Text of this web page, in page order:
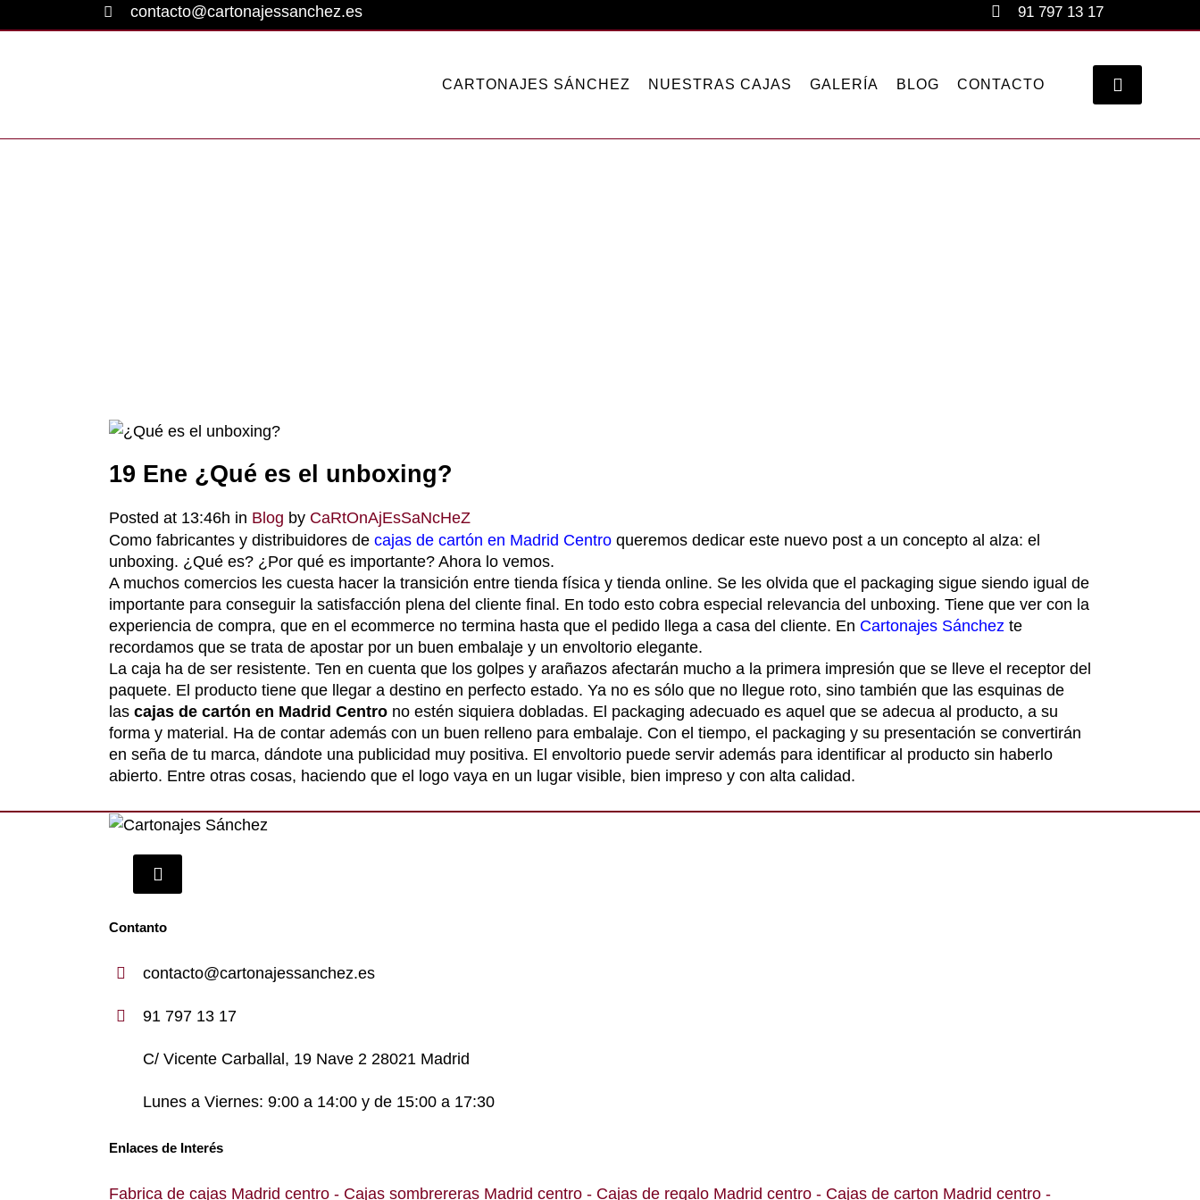
contacto@cartonajessanchez.es 91 797 13 17
CARTONAJES SÁNCHEZ NUESTRAS CAJAS GALERÍA BLOG CONTACTO
19 Ene ¿Qué es el unboxing?
Posted at 13:46h in Blog by CaRtOnAjEsSaNcHeZ
Como fabricantes y distribuidores de cajas de cartón en Madrid Centro queremos dedicar este nuevo post a un concepto al alza: el
unboxing. ¿Qué es? ¿Por qué es importante? Ahora lo vemos.
A muchos comercios les cuesta hacer la transición entre tienda física y tienda online. Se les olvida que el packaging sigue siendo igual de
importante para conseguir la satisfacción plena del cliente final. En todo esto cobra especial relevancia del unboxing. Tiene que ver con la
experiencia de compra, que en el ecommerce no termina hasta que el pedido llega a casa del cliente. En Cartonajes Sánchez te
recordamos que se trata de apostar por un buen embalaje y un envoltorio elegante.
La caja ha de ser resistente. Ten en cuenta que los golpes y arañazos afectarán mucho a la primera impresión que se lleve el receptor del
paquete. El producto tiene que llegar a destino en perfecto estado. Ya no es sólo que no llegue roto, sino también que las esquinas de
las cajas de cartón en Madrid Centro no estén siquiera dobladas. El packaging adecuado es aquel que se adecua al producto, a su
forma y material. Ha de contar además con un buen relleno para embalaje. Con el tiempo, el packaging y su presentación se convertirán
en seña de tu marca, dándote una publicidad muy positiva. El envoltorio puede servir además para identificar al producto sin haberlo
abierto. Entre otras cosas, haciendo que el logo vaya en un lugar visible, bien impreso y con alta calidad.
Contanto
contacto@cartonajessanchez.es
91 797 13 17
C/ Vicente Carballal, 19 Nave 2 28021 Madrid
Lunes a Viernes: 9:00 a 14:00 y de 15:00 a 17:30
Enlaces de Interés
Fabrica de cajas Madrid centro - Cajas sombrereras Madrid centro - Cajas de regalo Madrid centro - Cajas de carton Madrid centro -